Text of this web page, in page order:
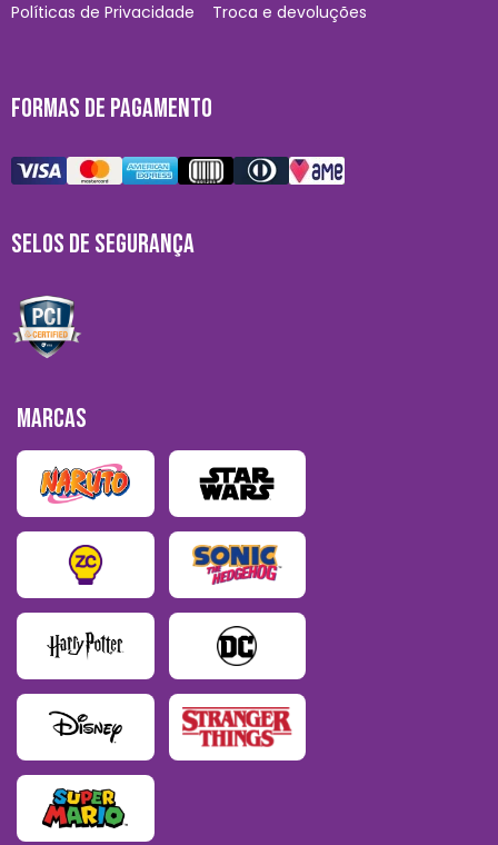
Políticas de Privacidade Troca e devoluções
FORMAS DE PAGAMENTO
SELOS DE SEGURANÇA
MARCAS